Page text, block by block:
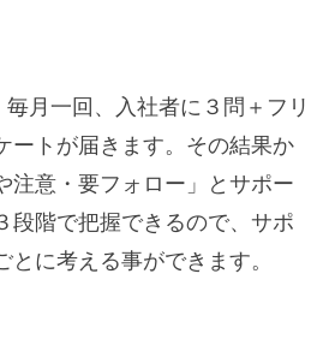
毎月一回、入社者に３問＋フリ
ートが届きます。その結果か
注意・要フォロー」とサポー
段階で把握できるので、サポ
とに考える事ができます。